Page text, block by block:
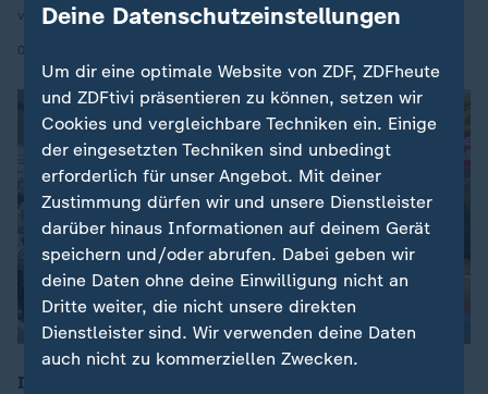
von Yacin Hehrlein
08.08.2024 | 05:30
In England war eine weitere Welle rechter Gewalt
Deine Datenschutzeinstellungen
Um dir eine optimale Website von ZDF, ZDFheute
und ZDFtivi präsentieren zu können, setzen wir
Cookies und vergleichbare Techniken ein. Einige
der eingesetzten Techniken sind unbedingt
erforderlich für unser Angebot. Mit deiner
Zustimmung dürfen wir und unsere Dienstleister
darüber hinaus Informationen auf deinem Gerät
speichern und/oder abrufen. Dabei geben wir
deine Daten ohne deine Einwilligung nicht an
Dritte weiter, die nicht unsere direkten
Dienstleister sind. Wir verwenden deine Daten
auch nicht zu kommerziellen Zwecken.